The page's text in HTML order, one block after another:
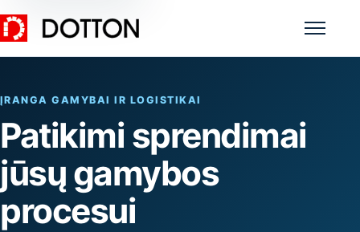
ĮRANGA GAMYBAI IR LOGISTIKAI
Patikimi sprendimai
jūsų gamybos
procesui